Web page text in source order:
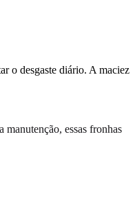
o desgaste diário. A maciez
manutenção, essas fronhas